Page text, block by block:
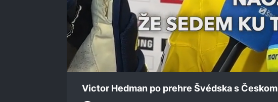
secondsVictor Hedman po prehre Švédska s Českom